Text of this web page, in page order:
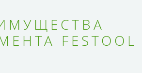
FESTOOL